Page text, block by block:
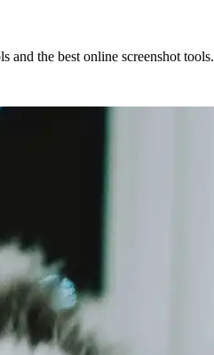
and the best online screenshot tools.